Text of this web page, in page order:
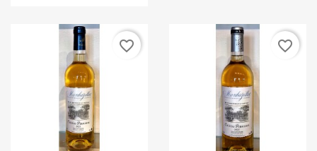
favorite_border favorite_border